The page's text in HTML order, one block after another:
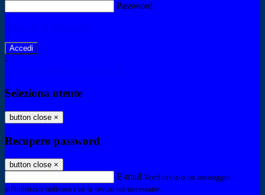
Password
-
Seleziona utente
button close ×
Recupero password
button close ×
E-mail Verrà inviato un messaggio
all'indirizzo indicato con le istruzioni necessarie.